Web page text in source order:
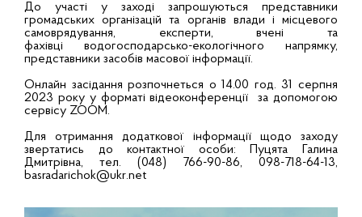
До участі у заході запрошуються представники
громадських організацій та органів влади і місцевого
самоврядування, експерти, вчені та
фахівці водогосподарсько-екологічного напрямку,
представники засобів масової інформації.
Онлайн засідання розпочнеться о 14.00 год. 31 серпня
2023 року у форматі відеоконференції за допомогою
сервісу ZOOM.
Для отримання додаткової інформації щодо заходу
звертатись до контактної особи: Пуцята Галина
Дмитрівна, тел. (048) 766-90-86, 098-718-64-13,
basradarichok@ukr.net